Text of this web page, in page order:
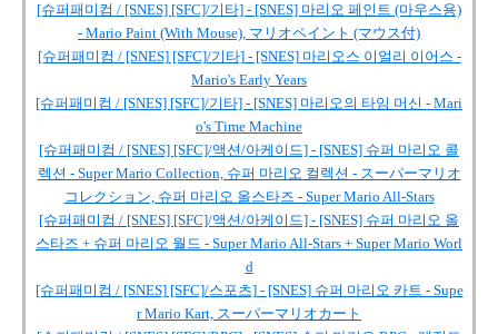
[슈퍼패미컴 / [SNES] [SFC]/기타] - [SNES] 마리오 페인트 (마우스용)
- Mario Paint (With Mouse), マリオペイント (マウス付)
[슈퍼패미컴 / [SNES] [SFC]/기타] - [SNES] 마리오스 이얼리 이어스 -
Mario's Early Years
[슈퍼패미컴 / [SNES] [SFC]/기타] - [SNES] 마리오의 타임 머신 - Mari
o's Time Machine
[슈퍼패미컴 / [SNES] [SFC]/액션/아케이드] - [SNES] 슈퍼 마리오 콜
렉션 - Super Mario Collection, 슈퍼 마리오 컬렉션 - スーパーマリオ
コレクション, 슈퍼 마리오 올스타즈 - Super Mario All-Stars
[슈퍼패미컴 / [SNES] [SFC]/액션/아케이드] - [SNES] 슈퍼 마리오 올
스타즈 + 슈퍼 마리오 월드 - Super Mario All-Stars + Super Mario Worl
d
[슈퍼패미컴 / [SNES] [SFC]/스포츠] - [SNES] 슈퍼 마리오 카트 - Supe
r Mario Kart, スーパーマリオカート